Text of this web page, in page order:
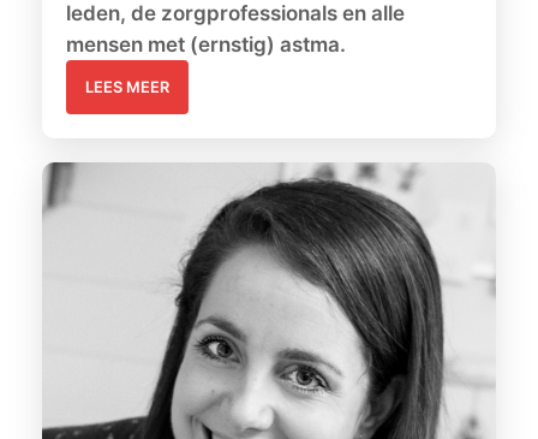
leden, de zorgprofessionals en alle
mensen met (ernstig) astma.
LEES MEER